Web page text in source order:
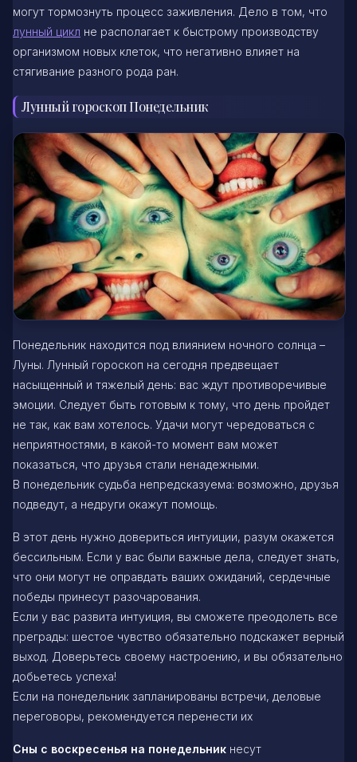
могут тормознуть процесс заживления. Дело в том, что
лунный цикл не располагает к быстрому производству
организмом новых клеток, что негативно влияет на
стягивание разного рода ран.
Лунный гороскоп Понедельник
Понедельник находится под влиянием ночного солнца –
Луны. Лунный гороскоп на сегодня предвещает
насыщенный и тяжелый день: вас ждут противоречивые
эмоции. Следует быть готовым к тому, что день пройдет
не так, как вам хотелось. Удачи могут чередоваться с
неприятностями, в какой-то момент вам может
показаться, что друзья стали ненадежными.
В понедельник судьба непредсказуема: возможно, друзья
подведут, а недруги окажут помощь.
В этот день нужно довериться интуиции, разум окажется
бессильным. Если у вас были важные дела, следует знать,
что они могут не оправдать ваших ожиданий, сердечные
победы принесут разочарования.
Если у вас развита интуиция, вы сможете преодолеть все
преграды: шестое чувство обязательно подскажет верный
выход. Доверьтесь своему настроению, и вы обязательно
добьетесь успеха!
Если на понедельник запланированы встречи, деловые
переговоры, рекомендуется перенести их
Сны с воскресенья на понедельник несут